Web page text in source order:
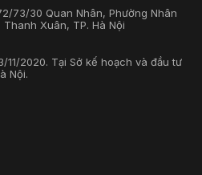
73/30 Quan Nhân, Phường Nhân
Thanh Xuân, TP. Hà Nội
11/2020. Tại Sở kế hoạch và đầu tư
Nội.